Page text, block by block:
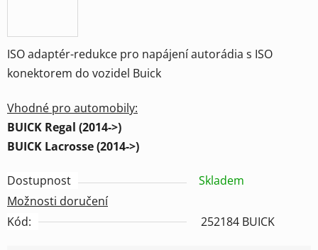
ISO adaptér-redukce pro napájení autorádia s ISO
konektorem do vozidel Buick
Vhodné pro automobily:
BUICK Regal (2014->)
BUICK Lacrosse (2014->)
Dostupnost
Skladem
Možnosti doručení
Kód:
252184 BUICK